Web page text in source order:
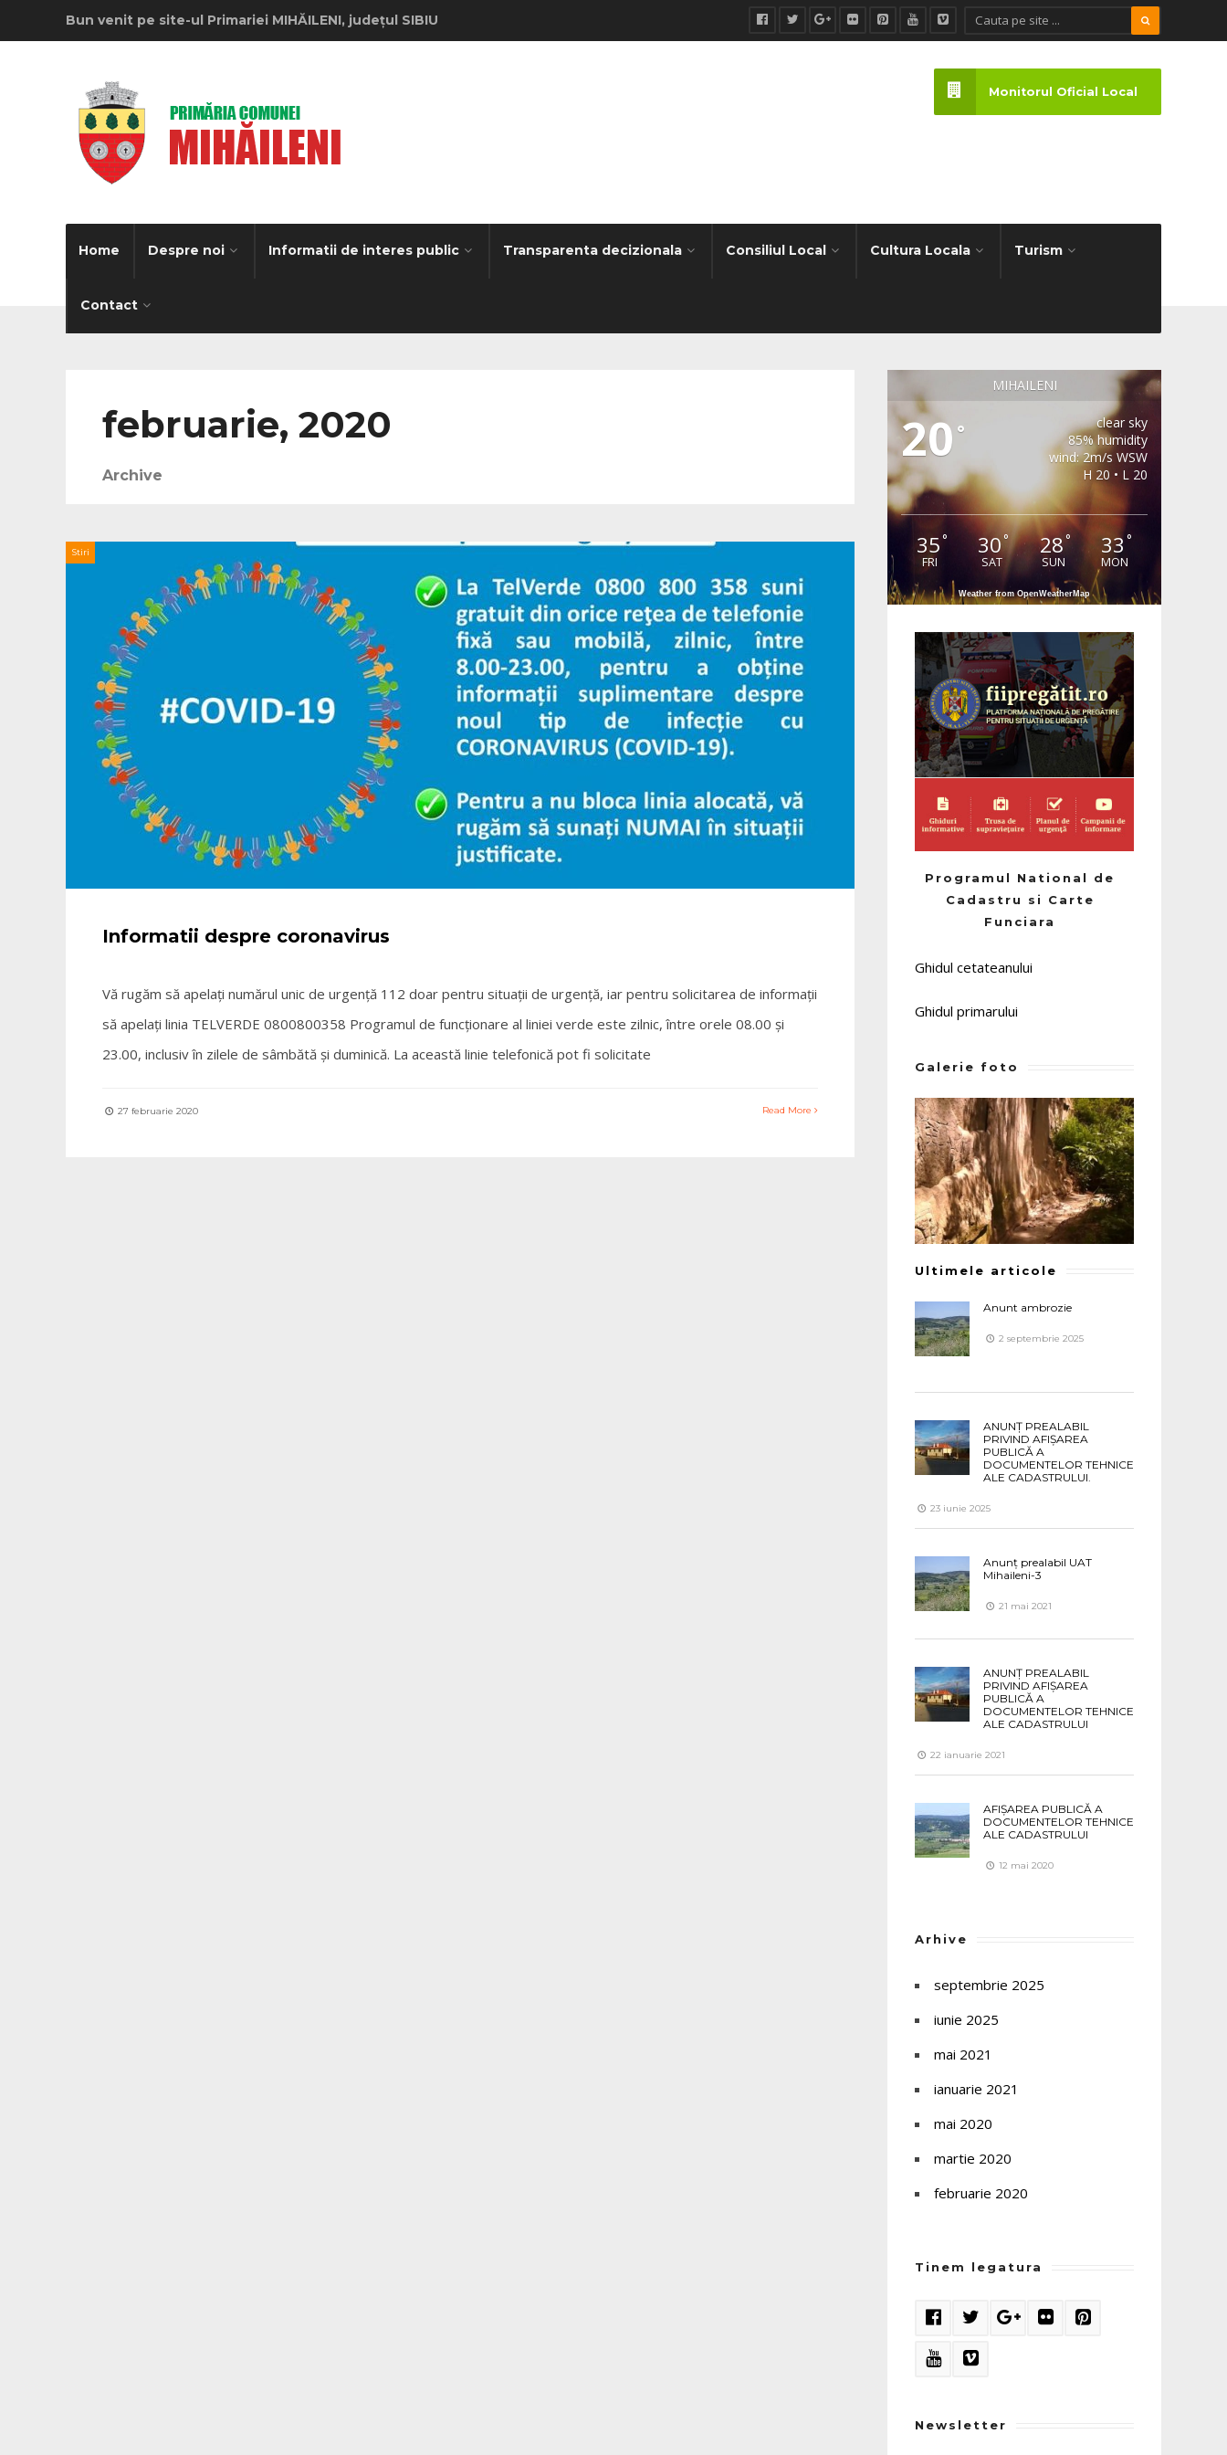
Bun venit pe site-ul Primariei MIHĂILENI, județul SIBIU
Home Despre noi Informatii de interes public Transparenta decizionala Consiliul Local Cultura Locala Turism
Contact
Monitorul Oficial Local
februarie, 2020
Archive
Stiri
Informatii despre coronavirus
Vă rugăm să apelați numărul unic de urgență 112 doar pentru situații de urgență, iar pentru solicitarea de informații
să apelați linia TELVERDE 0800800358 Programul de funcționare al liniei verde este zilnic, între orele 08.00 și
23.00, inclusiv în zilele de sâmbătă și duminică. La această linie telefonică pot fi solicitate
27 februarie 2020 Read More
MIHAILENI
20 °
clear sky
85% humidity
wind: 2m/s WSW
H 20 • L 20
35°
FRI
30°
SAT
28°
SUN
33 °
MON
Weather from OpenWeatherMap
Programul National de
Cadastru si Carte
Funciara
Ghidul cetateanului
Ghidul primarului
Galerie foto
Ultimele articole
Anunt ambrozie
2 septembrie 2025
ANUNȚ PREALABIL
PRIVIND AFIȘAREA
PUBLICĂ A
DOCUMENTELOR TEHNICE
ALE CADASTRULUI.
23 iunie 2025
Anunț prealabil UAT
Mihaileni-3
21 mai 2021
ANUNȚ PREALABIL
PRIVIND AFIȘAREA
PUBLICĂ A
DOCUMENTELOR TEHNICE
ALE CADASTRULUI
22 ianuarie 2021
AFIȘAREA PUBLICĂ A
DOCUMENTELOR TEHNICE
ALE CADASTRULUI
12 mai 2020
Arhive
septembrie 2025
iunie 2025
mai 2021
ianuarie 2021
mai 2020
martie 2020
februarie 2020
Tinem legatura
Newsletter